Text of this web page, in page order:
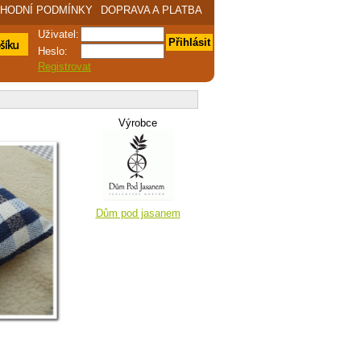
PODMÍNKY
DOPRAVA A PLATBA
Uživatel:
Přihlásit
Heslo:
Registrovat
Výrobce
Dům pod jasanem